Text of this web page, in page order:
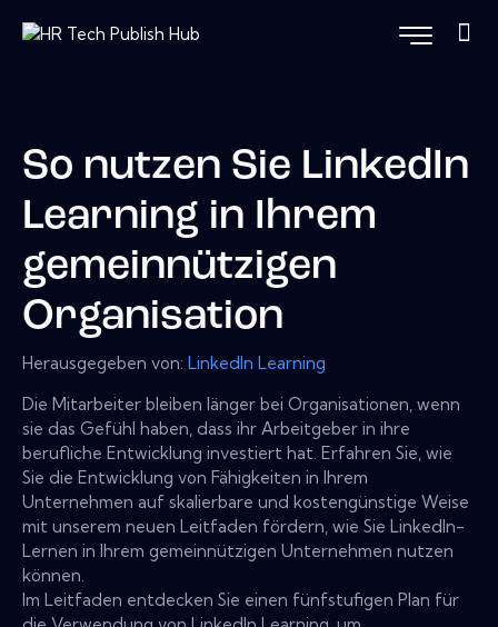
So nutzen Sie LinkedIn
Learning in Ihrem
gemeinnützigen
Organisation
Herausgegeben von: LinkedIn Learning
Die Mitarbeiter bleiben länger bei Organisationen, wenn
sie das Gefühl haben, dass ihr Arbeitgeber in ihre
berufliche Entwicklung investiert hat. Erfahren Sie, wie
Sie die Entwicklung von Fähigkeiten in Ihrem
Unternehmen auf skalierbare und kostengünstige Weise
mit unserem neuen Leitfaden fördern, wie Sie LinkedIn-
Lernen in Ihrem gemeinnützigen Unternehmen nutzen
können.
Im Leitfaden entdecken Sie einen fünfstufigen Plan für